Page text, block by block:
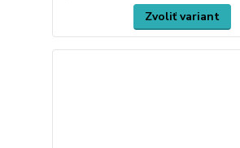
Zvoliť variant